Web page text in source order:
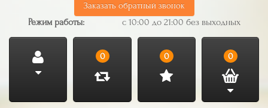
Заказать обратный звонок
Режим работы: с 10:00 до 21:00 без выходных
0 0 0